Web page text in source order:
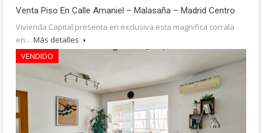
Venta Piso En Calle Amaniel – Malasaña – Madrid Centro
Vivienda Capital presenta en exclusiva esta magnifica corrala
en… Más detalles
345.000€
VENDIDO